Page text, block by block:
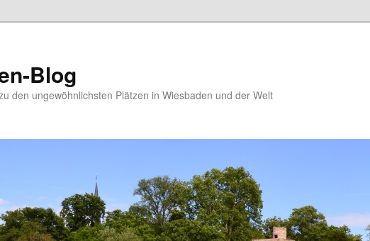
Blog
den ungewöhnlichsten Plätzen in Wiesbaden und der Welt